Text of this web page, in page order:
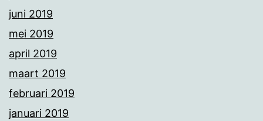
juni 2019
mei 2019
april 2019
maart 2019
februari 2019
januari 2019